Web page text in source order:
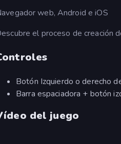
web, Android e iOS
el proceso de creación
Botón Izquierdo o derecho
Barra espaciadora + botón
del juego